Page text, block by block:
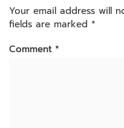
Your email address will
fields are marked *
Comment *